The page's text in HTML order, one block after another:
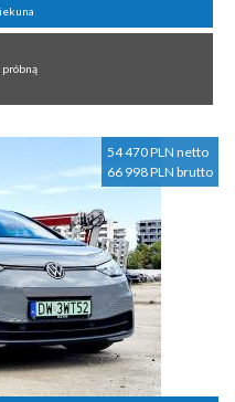
próbną
54 470 PLN netto
66 998 PLN brutto